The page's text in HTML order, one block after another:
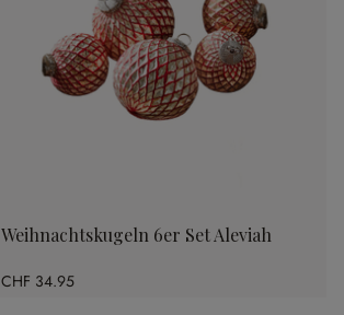
Weihnachtskugeln 6er Set Aleviah
CHF 34.95